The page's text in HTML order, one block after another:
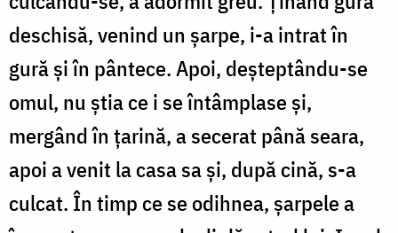
deschisă, venind un șarpe, i-a intrat în
gură și în pântece. Apoi, deșteptându-se
omul, nu știa ce i se întâmplase și,
mergând în țarină, a secerat până seara,
apoi a venit la casa sa și, după cină, s-a
culcat. În timp ce se odihnea, șarpele a